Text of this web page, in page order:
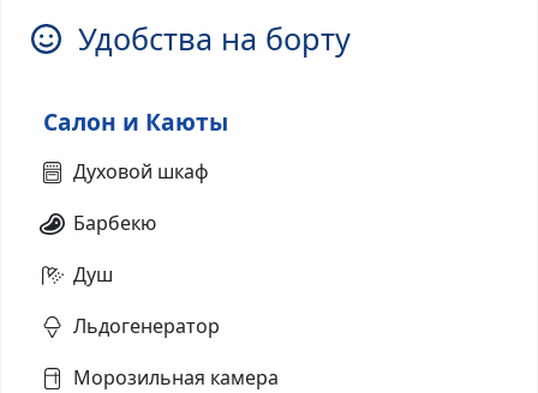
Удобства на борту
Салон и Каюты
Духовой шкаф
Барбекю
Душ
Льдогенератор
Морозильная камера